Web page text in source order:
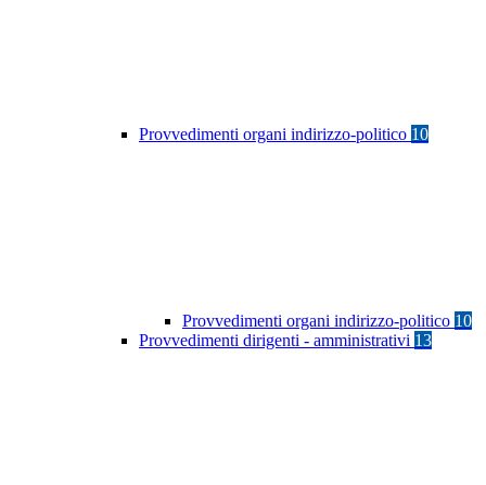
Provvedimenti organi indirizzo-politico 10
Provvedimenti organi indirizzo-politico 10
Provvedimenti dirigenti - amministrativi 13